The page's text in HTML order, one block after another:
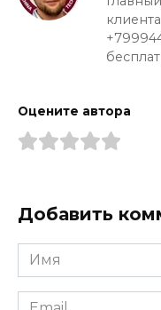
Оцените автора
Добавить
Имя
*
Email